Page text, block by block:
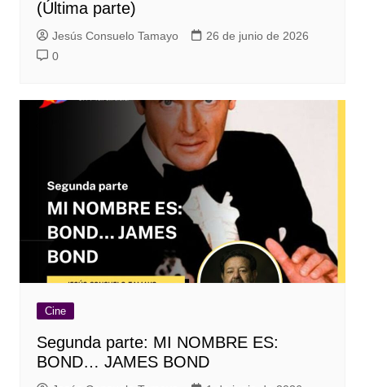
(Última parte)
Jesús Consuelo Tamayo
26 de junio de 2026
0
Cine
Segunda parte: MI NOMBRE ES:
BOND… JAMES BOND